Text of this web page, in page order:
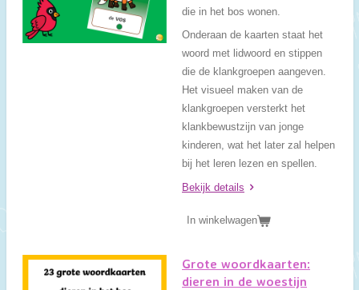
die in het bos wonen.
Onderaan de kaarten staat het
woord met lidwoord en stippen
die de klankgroepen aangeven.
Het visueel maken van de
klankgroepen versterkt het
klankbewustzijn van jonge
kinderen, wat het later zal helpen
bij het leren lezen en spellen.
Bekijk details
In winkelwagen
Grote woordkaarten:
dieren in de woestijn